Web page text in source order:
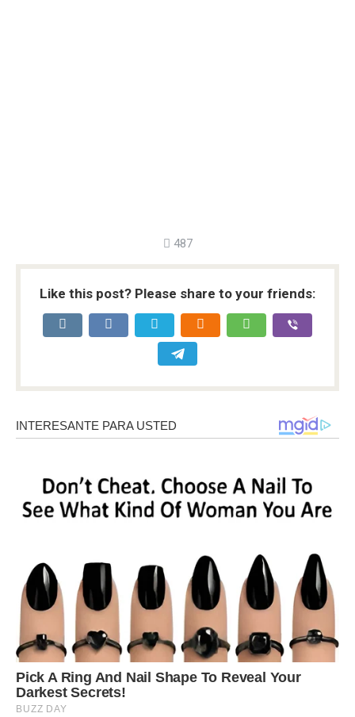
487
Like this post? Please share to your friends: